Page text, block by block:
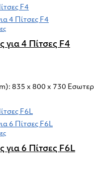
για 4 Πίτσες F4
835 x 800 x 730
για 6 Πίτσες F6L